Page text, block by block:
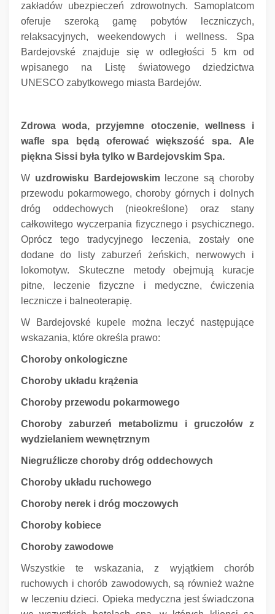
zakładów ubezpieczeń zdrowotnych.
Samoplatcom
oferuje szeroką gamę pobytów leczniczych,
relaksacyjnych, weekendowych i wellness.
Spa
Bardejovské znajduje się w odległości 5 km od
wpisanego na Listę światowego dziedzictwa
UNESCO zabytkowego miasta Bardejów.
Zdrowa woda, przyjemne otoczenie, wellness i
wafle spa będą oferować większość spa.
Ale
piękna Sissi była tylko w Bardejovskim Spa.
W uzdrowisku Bardejowskimleczone są choroby
przewodu pokarmowego, choroby górnych i dolnych
dróg oddechowych (nieokreślone) oraz stany
całkowitego wyczerpania fizycznego i psychicznego.
Oprócz tego tradycyjnego leczenia, zostały one
dodane do listy zaburzeń żeńskich, nerwowych i
lokomotyw.
Skuteczne metody obejmują kuracje
pitne, leczenie fizyczne i medyczne, ćwiczenia
lecznicze i balneoterapię.
W Bardejovské kupele można leczyć następujące
wskazania, które określa prawo:
Choroby onkologiczne
Choroby układu krążenia
Choroby przewodu pokarmowego
Choroby zaburzeń metabolizmu i gruczołów z
wydzielaniem wewnętrznym
Niegruźlicze choroby dróg oddechowych
Choroby układu ruchowego
Choroby nerek i dróg moczowych
Choroby kobiece
Choroby zawodowe
Wszystkie te wskazania, z wyjątkiem chorób
ruchowych i chorób zawodowych, są również ważne
w leczeniu dzieci. Opieka medyczna jest świadczona